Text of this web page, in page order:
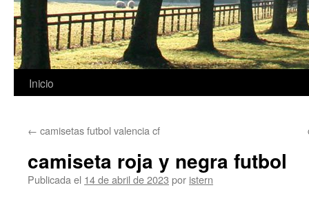
Saltar
contenido
Inicio
← camisetas futbol valencia cf
camiseta roja y negra futbol
Publicada el 14 de abril de 2023 por istern